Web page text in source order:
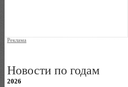
Реклама
Новости по годам
2026